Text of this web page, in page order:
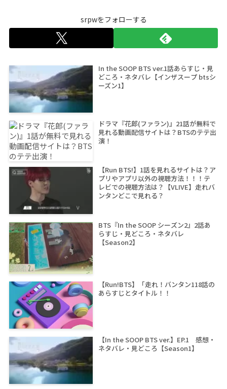
srpwをフォローする
In the SOOP BTS ver.1話あらすじ・見
どころ・ネタバレ【インザスープ btsシ
ーズン1】
ドラマ『花郎(ファラン)』21話が無料で
見れる動画配信サイトは？BTSのテテ出
演！
【Run BTS!】1話を見れるサイトは？ア
プリやアプリ以外の視聴方法！！！テ
レビでの視聴方法は？【VLIVE】走れバ
ンタンどこで見れる？
BTS『In the SOOP シーズン2』2話あ
らすじ・見どころ・ネタバレ
【Season2】
【Run!BTS】「走れ！バンタン118話の
あらすじとタイトル！！
【In the SOOP BTS ver.】EP.1 感想・
ネタバレ・見どころ【Season1】